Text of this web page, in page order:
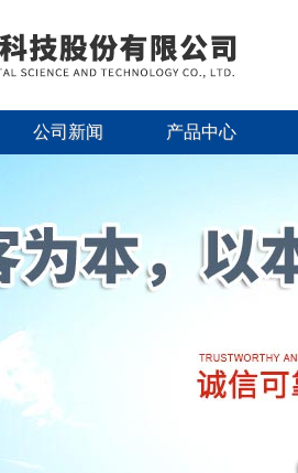
公司新闻 产品中心